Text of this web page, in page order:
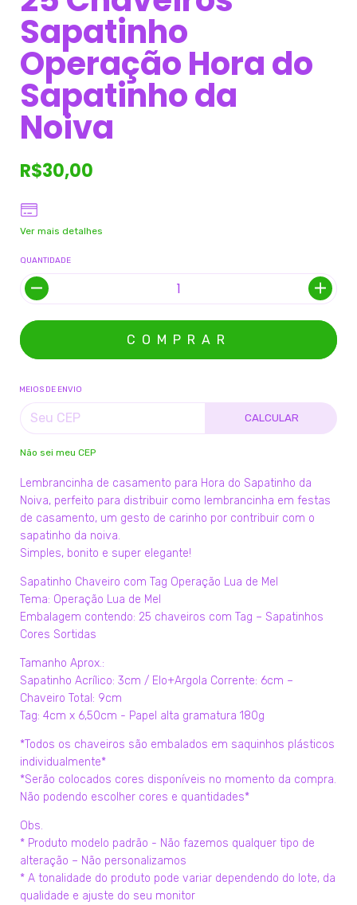
Sapatinho
Operação Hora do
Sapatinho da
Noiva
R$30,00
Ver mais detalhes
QUANTIDADE
MEIOS DE ENVIO
CALCULAR
Não sei meu CEP
Lembrancinha de casamento para Hora do Sapatinho da
Noiva, perfeito para distribuir como lembrancinha em festas
de casamento, um gesto de carinho por contribuir com o
sapatinho da noiva.
Simples, bonito e super elegante!
Sapatinho Chaveiro com Tag Operação Lua de Mel
Tema: Operação Lua de Mel
Embalagem contendo: 25 chaveiros com Tag – Sapatinhos
Cores Sortidas
Tamanho Aprox.:
Sapatinho Acrílico: 3cm / Elo+Argola Corrente: 6cm –
Chaveiro Total: 9cm
Tag: 4cm x 6,50cm - Papel alta gramatura 180g
*Todos os chaveiros são embalados em saquinhos plásticos
individualmente*
*Serão colocados cores disponíveis no momento da compra.
Não podendo escolher cores e quantidades*
Obs.
* Produto modelo padrão - Não fazemos qualquer tipo de
alteração – Não personalizamos
* A tonalidade do produto pode variar dependendo do lote, da
qualidade e ajuste do seu monitor